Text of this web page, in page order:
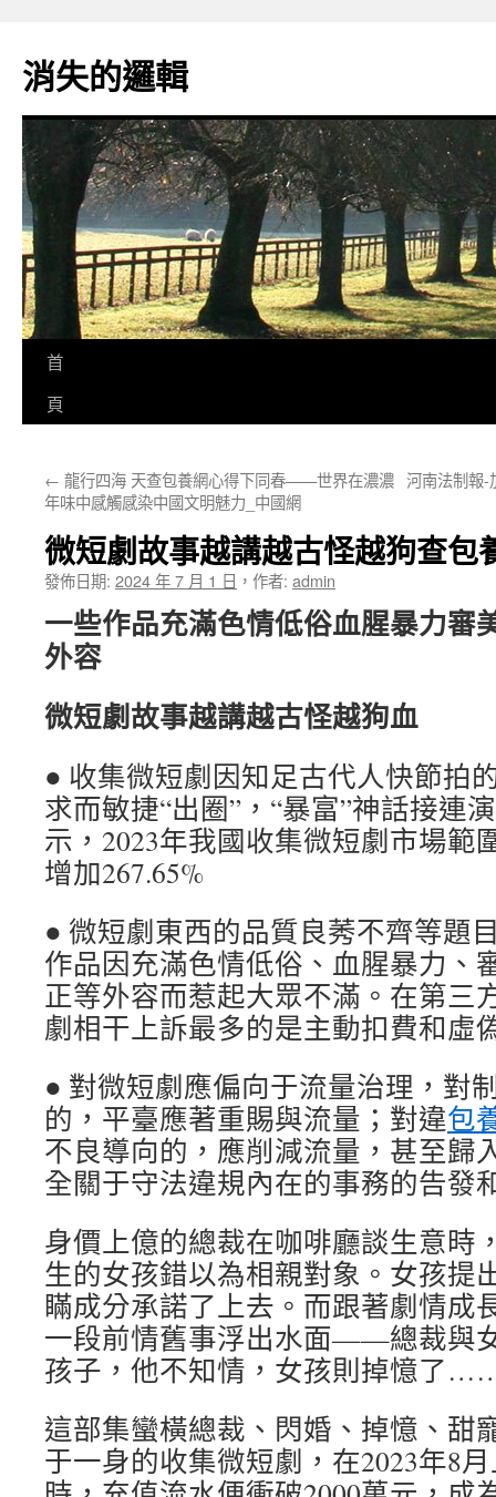
主
要
消失的邏輯
首
頁
← 龍行四海 天查包養網心得下同春——世界在濃濃
年味中感觸感染中國文明魅力_中國網
河南法制報-
微短劇故事越講越古怪越狗查包
發佈日期: 2024 年 7 月 1 日 ， 作者: admin
一些作品充滿色情低俗血腥暴力審
外容
微短劇故事越講越古怪越狗血
● 收集微短劇因知足古代人快節拍
求而敏捷“出圈”，“暴富”神話接連
示，2023年我國收集微短劇市場範
增加267.65%
● 微短劇東西的品質良莠不齊等題
作品因充滿色情低俗、血腥暴力、
正等外容而惹起大眾不滿。在第三
劇相干上訴最多的是主動扣費和虛
● 對微短劇應偏向于流量治理，對
的，平臺應著重賜與流量；對違包
不良導向的，應削減流量，甚至歸
全關于守法違規內在的事務的告發
身價上億的總裁在咖啡廳談生意時
生的女孩錯以為相親對象。女孩提
瞞成分承諾了上去。而跟著劇情成
一段前情舊事浮出水面——總裁與
孩子，他不知情，女孩則掉憶了
這部集蠻橫總裁、閃婚、掉憶、甜
于一身的收集微短劇，在2023年8